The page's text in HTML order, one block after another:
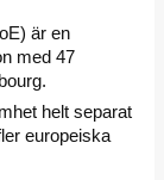
är en
med 47
helt separat
europeiska